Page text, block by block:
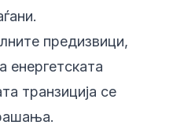
предизвици,
енергетската
транзиција се